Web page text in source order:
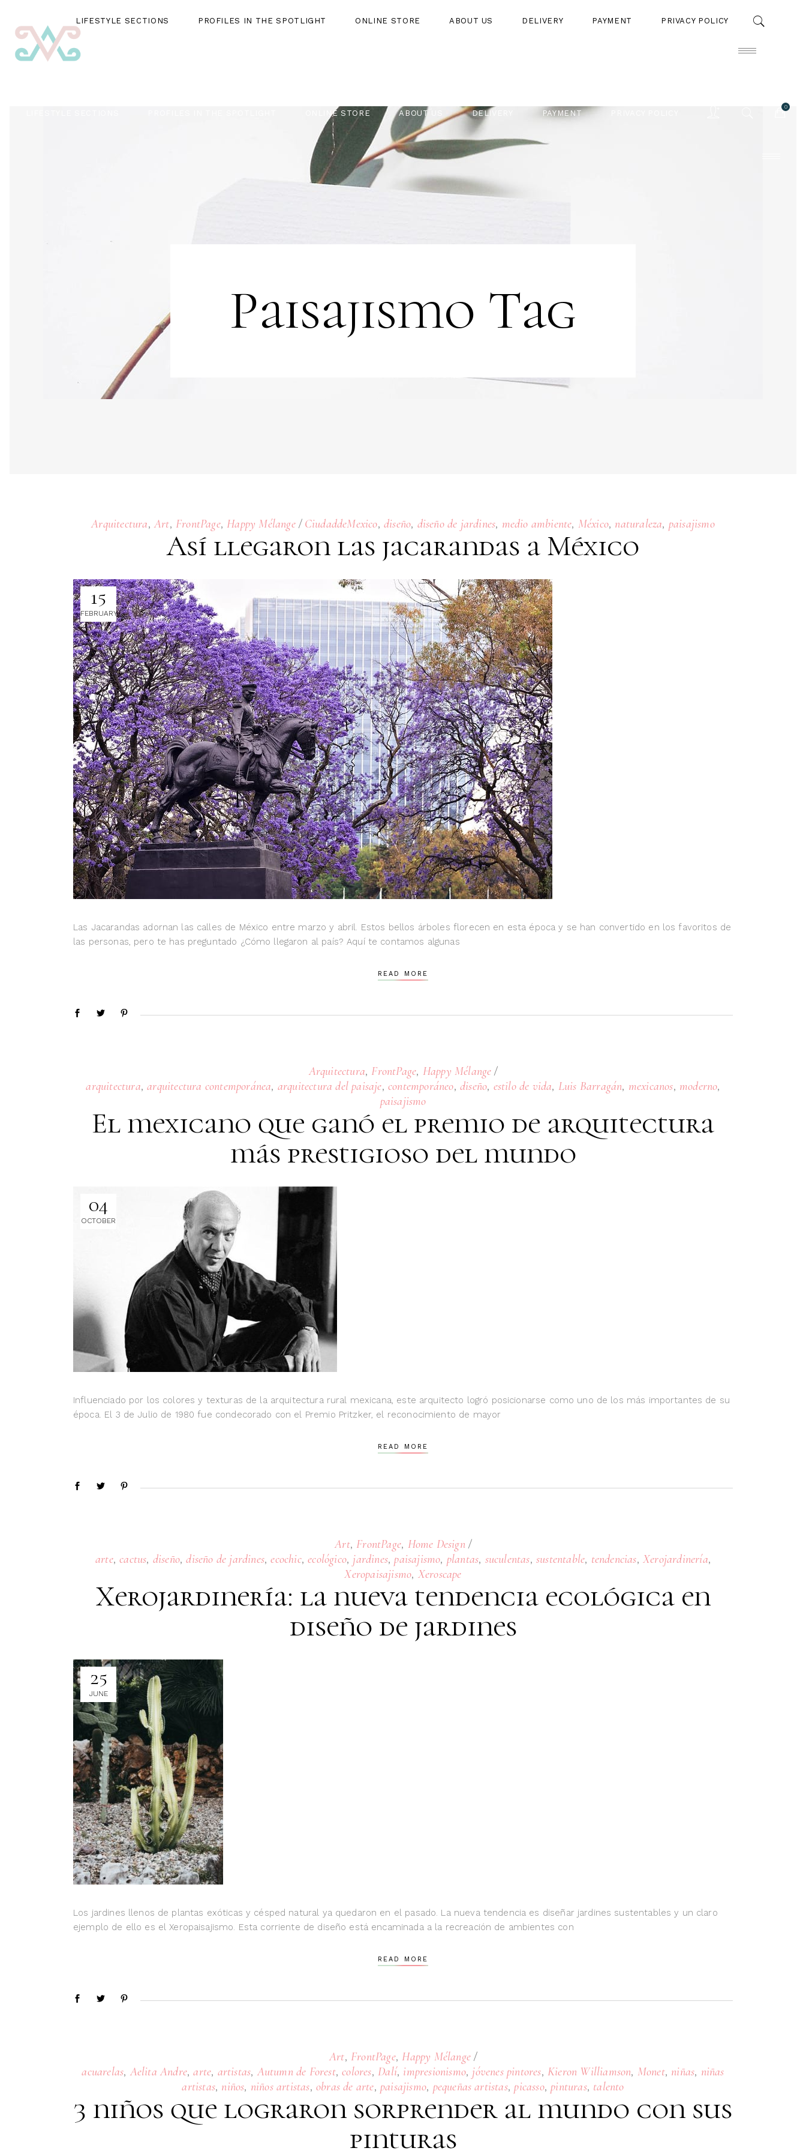
ONLINE STORE ABOUT US DELIVERY PAYMENT
0
LIFESTYLE SECTIONS PROFILES IN THE SPOTLIGHT ONLINE STORE ABOUT US DELIVERY PAYMENT PRIVACY POLICY
Paisajismo Tag
Arquitectura, Art, FrontPage, Happy Mélange CiudaddeMexico, diseño, diseño de jardines, medio ambiente, México, naturaleza, paisajismo
Así llegaron las jacarandas a México
15
FEBRUARY
Las Jacarandas adornan las calles de México entre marzo y abril. Estos bellos árboles florecen en esta época y se han convertido en los favoritos de
las personas, pero te has preguntado ¿Cómo llegaron al país? Aquí te contamos algunas
READ MORE
Arquitectura, FrontPage, Happy Mélange
arquitectura,arquitectura contemporánea, arquitectura del paisaje, contemporáneo, diseño, estilo de vida, Luis Barragán, mexicanos, moderno,
paisajismo
El mexicano que ganó el premio de arquitectura
más prestigioso del mundo
04
OCTOBER
Influenciado por los colores y texturas de la arquitectura rural mexicana, este arquitecto logró posicionarse como uno de los más importantes de su
época. El 3 de Julio de 1980 fue condecorado con el Premio Pritzker, el reconocimiento de mayor
READ MORE
Art, FrontPage, Home Design
arte,cactus, diseño,diseño de jardines,ecochic,ecológico, jardines,paisajismo, plantas, suculentas,sustentable, tendencias,Xerojardinería,
Xeropaisajismo, Xeroscape
Xerojardinería: la nueva tendencia ecológica en
diseño de jardines
25
JUNE
Los jardines llenos de plantas exóticas y césped natural ya quedaron en el pasado. La nueva tendencia es diseñar jardines sustentables y un claro
ejemplo de ello es el Xeropaisajismo. Esta corriente de diseño está encaminada a la recreación de ambientes con
READ MORE
Art, FrontPage, Happy Mélange
acuarelas, Aelita Andre,arte, artistas, Autumn de Forest,colores, Dalí, impresionismo, jóvenes pintores, Kieron Williamson, Monet, niñas, niñas
artistas, niños, niños artistas,obras de arte,paisajismo, pequeñas artistas,picasso,pinturas, talento
3 niños que lograron sorprender al mundo con sus
pinturas